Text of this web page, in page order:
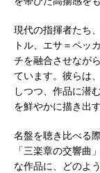
現代の指揮者たち
トル、エサ＝ペッ
チを融合させなが
ています。彼らは
しつつ、作品に潜
を鮮やかに描き出
名盤を聴き比べる
「三楽章の交響曲
な作品に、どのよ